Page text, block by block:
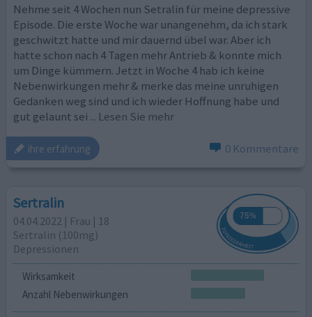
Nehme seit 4 Wochen nun Setralin für meine depressive
Episode. Die erste Woche war unangenehm, da ich stark
geschwitzt hatte und mir dauernd übel war. Aber ich
hatte schon nach 4 Tagen mehr Antrieb & konnte mich
um Dinge kümmern. Jetzt in Woche 4 hab ich keine
Nebenwirkungen mehr & merke das meine unruhigen
Gedanken weg sind und ich wieder Hoffnung habe und
gut gelaunt sei ... Lesen Sie mehr
ihre erfahrung 0 Kommentare
Sertralin
04.04.2022 | Frau | 18
Sertralin (100mg)
Depressionen
Wirksamkeit
Anzahl Nebenwirkungen